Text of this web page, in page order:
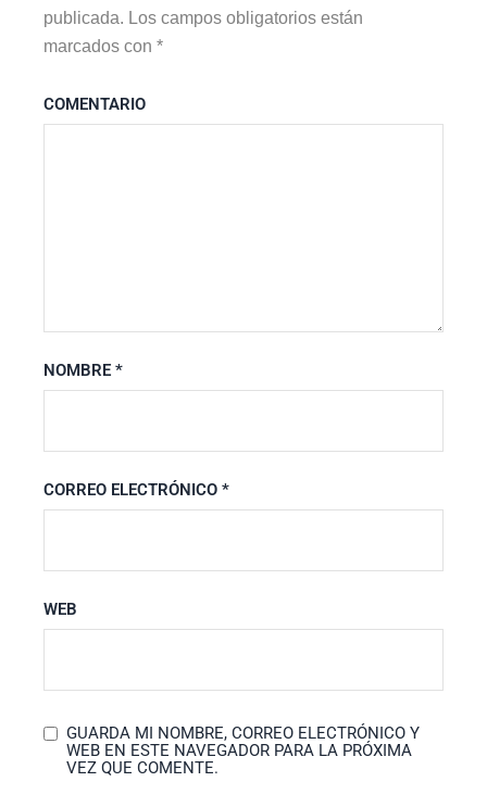
publicada. Los campos obligatorios están
marcados con*
COMENTARIO
NOMBRE*
CORREO ELECTRÓNICO*
WEB
GUARDA MI NOMBRE, CORREO ELECTRÓNICO Y
WEB EN ESTE NAVEGADOR PARA LA PRÓXIMA
VEZ QUE COMENTE.